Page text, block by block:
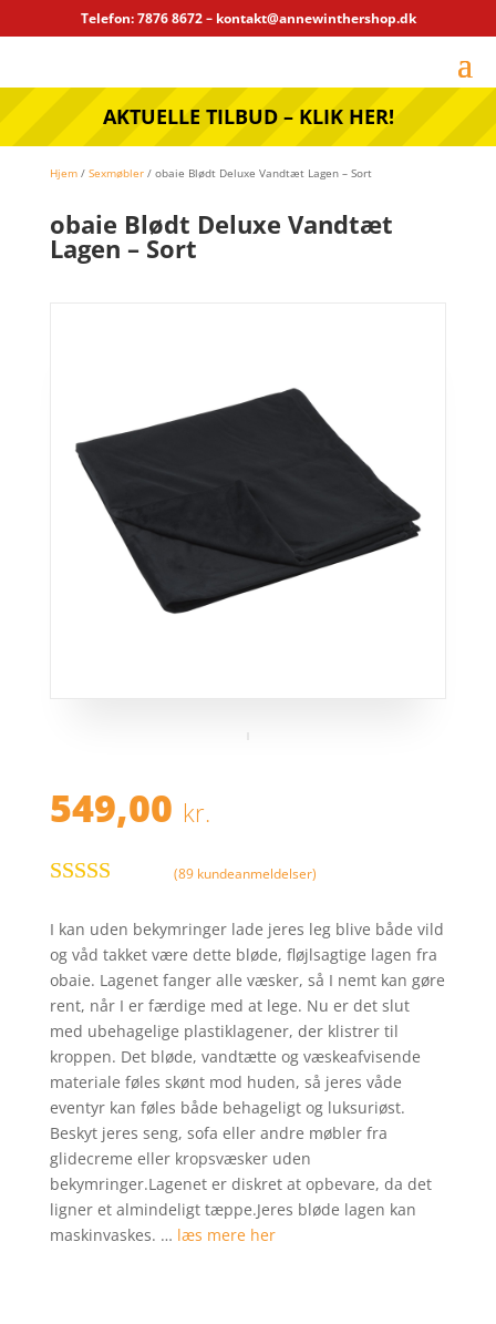
Telefon: 7876 8672 – kontakt@annewinthershop.dk
AKTUELLE TILBUD – KLIK HER!
Hjem/ Sexmøbler/ obaie Blødt Deluxe Vandtæt Lagen – Sort
obaie Blødt Deluxe Vandtæt
Lagen – Sort
549,00 kr.
som3.7
ud af 5
baseret
på
kundebed
ømmelse
r
(89kundeanmeldelser)
I kan uden bekymringer lade jeres leg blive både vild
og våd takket være dette bløde, fløjlsagtige lagen fra
obaie. Lagenet fanger alle væsker, så I nemt kan gøre
rent, når I er færdige med at lege. Nu er det slut
med ubehagelige plastiklagener, der klistrer til
kroppen. Det bløde, vandtætte og væskeafvisende
materiale føles skønt mod huden, så jeres våde
eventyr kan føles både behageligt og luksuriøst.
Beskyt jeres seng, sofa eller andre møbler fra
glidecreme eller kropsvæsker uden
bekymringer.Lagenet er diskret at opbevare, da det
ligner et almindeligt tæppe.Jeres bløde lagen kan
maskinvaskes. … læs mere her